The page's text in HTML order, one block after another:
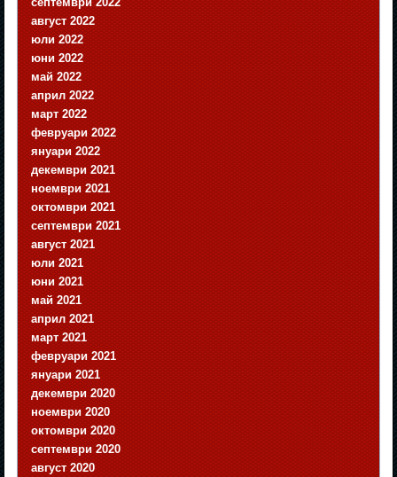
август 2022
юли 2022
юни 2022
май 2022
април 2022
март 2022
февруари 2022
януари 2022
декември 2021
ноември 2021
октомври 2021
септември 2021
август 2021
юли 2021
юни 2021
май 2021
април 2021
март 2021
февруари 2021
януари 2021
декември 2020
ноември 2020
октомври 2020
септември 2020
август 2020